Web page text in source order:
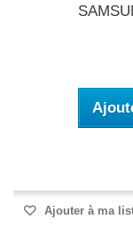
Ajouter à ma